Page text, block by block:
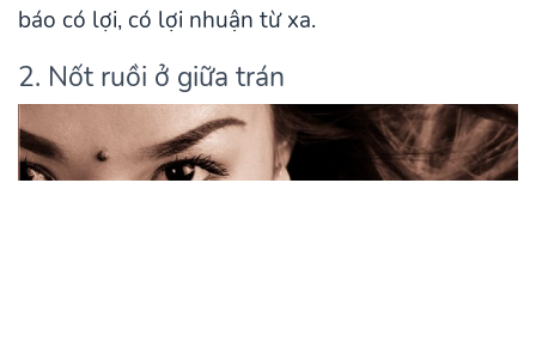
báo có lợi, có lợi nhuận từ xa.
2. Nốt ruồi ở giữa trán